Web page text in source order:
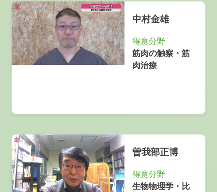
中村金雄
得意分野
筋肉の触察・筋
肉治療
曽我部正博
得意分野
生物物理学・比